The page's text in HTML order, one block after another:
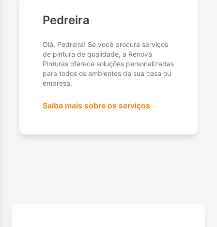
Pedreira
Olá, Pedreira! Se você procura serviços
de pintura de qualidade, a Renova
Pinturas oferece soluções personalizadas
para todos os ambientes da sua casa ou
empresa.
Saiba mais sobre os serviços